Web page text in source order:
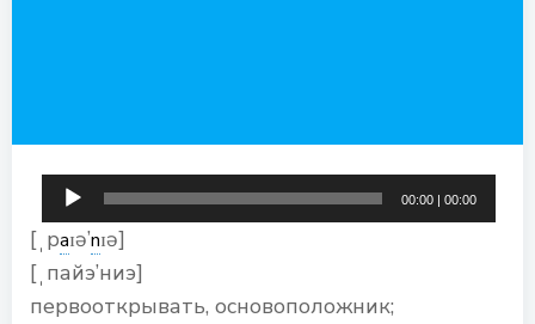
Аудиоплеер
00:00 |00:00
[ˌpaɪə’nɪə]
[ˌпайэ’ниэ]
первооткрывать, основоположник;